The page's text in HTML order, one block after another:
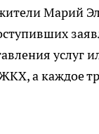
Марий Эл
услуг
а каждое